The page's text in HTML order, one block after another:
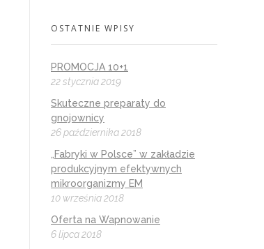
OSTATNIE WPISY
PROMOCJA 10+1
22 stycznia 2019
Skuteczne preparaty do
gnojownicy
26 października 2018
„Fabryki w Polsce” w zakładzie
produkcyjnym efektywnych
mikroorganizmy EM
10 września 2018
Oferta na Wapnowanie
6 lipca 2018